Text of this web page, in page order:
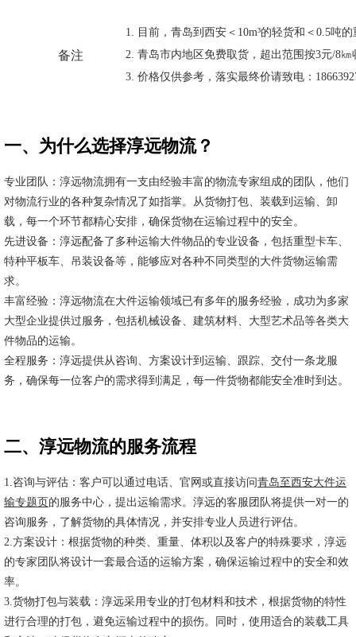
备注
目前，青岛到西安＜10m³的轻货和＜0.5吨
青岛市内地区免费取货，超出范围按3元/8㎞
价格仅供参考，落实最终价请致电：
一、为什么选择淳远物流？
专业团队：淳远物流拥有一支由经验丰富的物流专家组成的团队，他们
对物流行业的各种复杂情况了如指掌。从货物打包、装载到运输、卸
载，每一个环节都精心安排，确保货物在运输过程中的安全。
先进设备：淳远配备了多种运输大件物品的专业设备，包括重型卡车、
特种平板车、吊装设备等，能够应对各种不同类型的大件货物运输需
求。
丰富经验：淳远物流在大件运输领域已有多年的服务经验，成功为多家
大型企业提供过服务，包括机械设备、建筑材料、大型艺术品等各类大
件物品的运输。
全程服务：淳远提供从咨询、方案设计到运输、跟踪、交付一条龙服
务，确保每一位客户的需求得到满足，每一件货物都能安全准时到达。
二、淳远物流的服务流程
1.咨询与评估：客户可以通过电话、官网或直接访问青岛至西安大件运
输专题页的服务中心，提出运输需求。淳远的客服团队将提供一对一的
咨询服务，了解货物的具体情况，并安排专业人员进行评估。
2.方案设计：根据货物的种类、重量、体积以及客户的特殊要求，淳远
的专家团队将设计一套最合适的运输方案，确保运输过程中的安全和效
率。
3.货物打包与装载：淳远采用专业的打包材料和技术，根据货物的特性
进行合理的打包，避免运输过程中的损伤。同时，使用适合的装载工具